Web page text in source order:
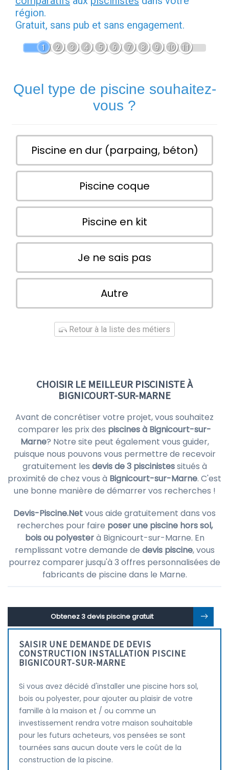
région.
Gratuit, sans pub et sans engagement.
1 2 3 4 5 6 7 8 9 10 11
Quel type de piscine souhaitez-
vous ?
Piscine en dur (parpaing, béton)
Piscine coque
Piscine en kit
Je ne sais pas
Autre
Retour à la liste des métiers
CHOISIR LE MEILLEUR PISCINISTE À
BIGNICOURT-SUR-MARNE
Avant de concrétiser votre projet, vous souhaitez
comparer les prix des piscines à Bignicourt-sur-
Marne? Notre site peut également vous guider,
puisque nous pouvons vous permettre de recevoir
gratuitement les devis de 3 piscinistessitués à
proximité de chez vous à Bignicourt-sur-Marne. C'est
une bonne manière de démarrer vos recherches !
Devis-Piscine.Netvous aide gratuitement dans vos
recherches pour faire poser une piscine hors sol,
bois ou polyesterà Bignicourt-sur-Marne. En
remplissant votre demande de devis piscine, vous
pourrez comparer jusqu'à 3 offres personnalisées de
fabricants de piscine dans le Marne.
Obtenez 3 devis piscine gratuit
SAISIR UNE DEMANDE DE DEVIS
CONSTRUCTION INSTALLATION PISCINE
BIGNICOURT-SUR-MARNE
Si vous avez décidé d'installer une piscine hors sol,
bois ou polyester, pour ajouter au plaisir de votre
famille à la maison et / ou comme un
investissement rendra votre maison souhaitable
pour les futurs acheteurs, vos pensées se sont
tournées sans aucun doute vers le coût de la
construction de la piscine.